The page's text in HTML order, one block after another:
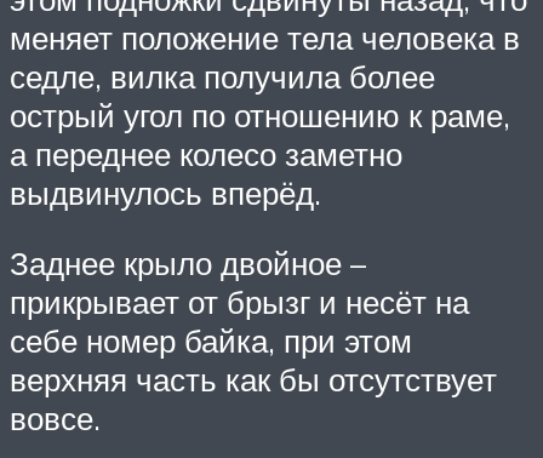
меняет положение тела человека в
седле, вилка получила более
острый угол по отношению к раме,
а переднее колесо заметно
выдвинулось вперёд.
Заднее крыло двойное –
прикрывает от брызг и несёт на
себе номер байка, при этом
верхняя часть как бы отсутствует
вовсе.